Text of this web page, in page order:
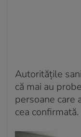
Autoritățile
că mai au
persoane care
cea confirmată.